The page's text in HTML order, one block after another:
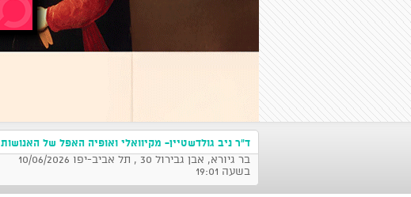
ד"ר ניב גולדשטיין- מקיוואלי ואופיה האפל של האנושות
בר גיורא, אבן גבירול 30 , תל אביב-יפו 10/06/2026
בשעה 19:01